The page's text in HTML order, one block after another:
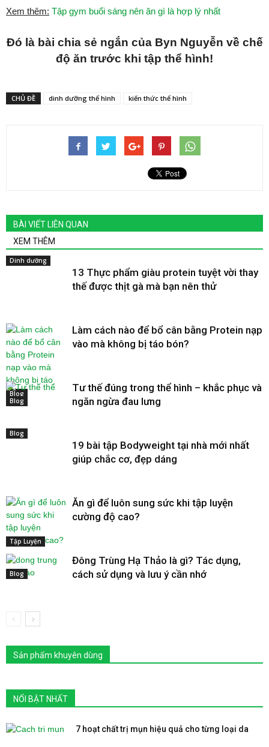
Xem thêm: Tập gym buổi sáng nên ăn gì là hợp lý nhất
Đó là bài chia sẻ ngắn của Byn Nguyễn về chế
độ ăn trước khi tập thể hình!
CHỦ ĐỀ dinh dưỡng thể hình kiến thức thể hình
BÀI VIẾT LIÊN QUAN
XEM THÊM
Dinh dưỡng
13 Thực phẩm giàu protein tuyệt vời thay
thế được thịt gà mà bạn nên thử
Blog
Làm cách nào để bổ cân bằng Protein nạp
vào mà không bị táo bón?
Blog
Tư thế đúng trong thể hình – khắc phục và
ngăn ngừa đau lưng
Blog
19 bài tập Bodyweight tại nhà mới nhất
giúp chắc cơ, đẹp dáng
Tập Luyện
Ăn gì để luôn sung sức khi tập luyện
cường độ cao?
Blog
Đông Trùng Hạ Thảo là gì? Tác dụng,
cách sử dụng và lưu ý cần nhớ
Sản phẩm khuyên dùng
NỔI BẬT NHẤT
7 hoạt chất trị mụn hiệu quả cho từng loại da